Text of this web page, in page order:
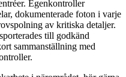
Egenkontroller
dokumenterade foton i varje
av kritiska detaljer.
till godkänd
sammanställning med